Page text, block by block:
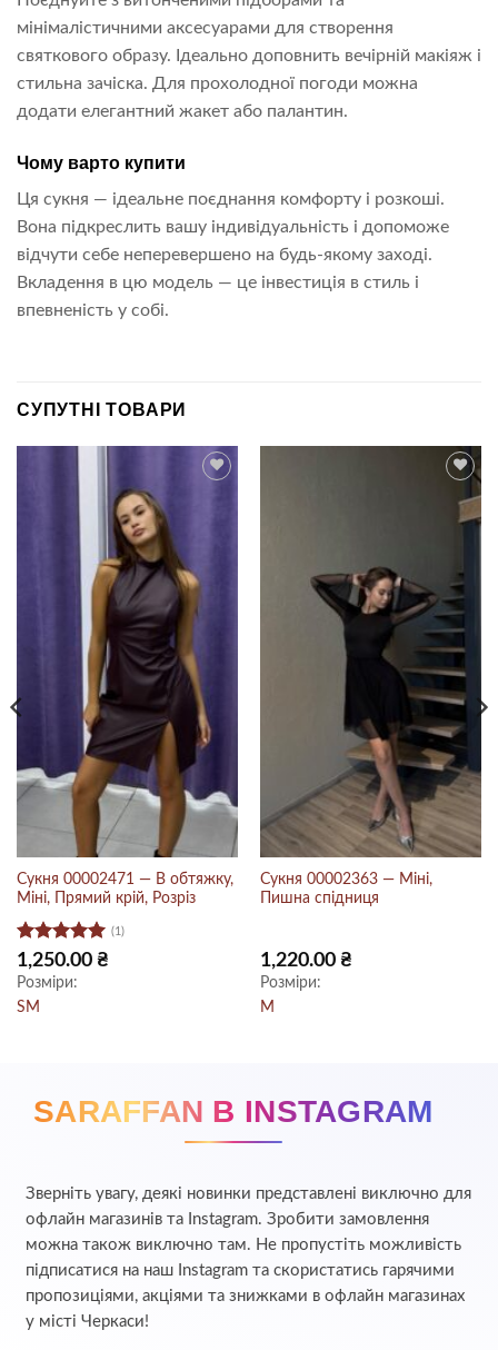
мінімалістичними аксесуарами для створення
святкового образу. Ідеально доповнить вечірній макіяж і
стильна зачіска. Для прохолодної погоди можна
додати елегантний жакет або палантин.
Чому варто купити
Ця сукня — ідеальне поєднання комфорту і розкоші.
Вона підкреслить вашу індивідуальність і допоможе
відчути себе неперевершено на будь-якому заході.
Вкладення в цю модель — це інвестиція в стиль і
впевненість у собі.
СУПУТНІ ТОВАРИ
Сукня 00002471 — В обтяжку,
Міні, Прямий крій, Розріз
Оцінено в
5з 5
(1)
1,250.00 ₴
Розміри:
S M
Сукня 00002363 — Міні,
Пишна спідниця
1,220.00 ₴
Розміри:
M
SARAFFAN В INSTAGRAM
Зверніть увагу, деякі новинки представлені виключно для
офлайн магазинів та Instagram. Зробити замовлення
можна також виключно там. Не пропустіть можливість
підписатися на наш Instagram та скористатись гарячими
пропозиціями, акціями та знижками в офлайн магазинах
у місті Черкаси!